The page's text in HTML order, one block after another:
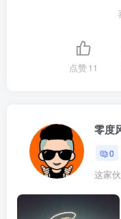
点赞11
零度
0
这家